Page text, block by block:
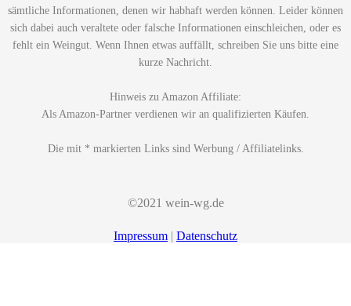
sämtliche Informationen, denen wir habhaft werden können. Leider können
sich dabei auch veraltete oder falsche Informationen einschleichen, oder es
fehlt ein Weingut. Wenn Ihnen etwas auffällt, schreiben Sie uns bitte eine
kurze Nachricht.
Hinweis zu Amazon Affiliate:
Als Amazon-Partner verdienen wir an qualifizierten Käufen.
Die mit * markierten Links sind Werbung / Affiliatelinks.
©2021 wein-wg.de
Impressum | Datenschutz